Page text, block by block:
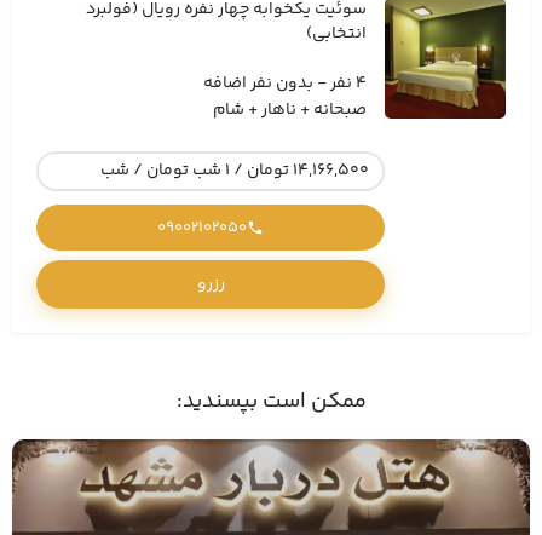
سوئیت یکخوابه چهار نفره رویال (فولبرد
انتخابی)
4 نفر - بدون نفر اضافه
صبحانه + ناهار + شام
14,166,500 تومان / 1 شب تومان / شب
09002102050
رزرو
ممکن است بپسندید: